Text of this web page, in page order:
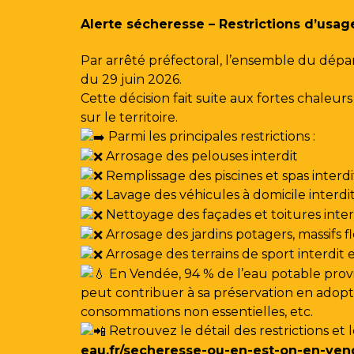
Alerte sécheresse – Restrictions
Par arrêté préfectoral, l’ensemble du
du 29 juin 2026.
Cette décision fait suite aux fortes
sur le territoire.
Parmi les principales restrictions :
Arrosage des pelouses interdit
Remplissage des piscines et spas
Lavage des véhicules à domicile interdit
Nettoyage des façades et toitures
Arrosage des jardins potagers,
Arrosage des terrains de sport interdit
En Vendée, 94 % de l’eau potable
peut contribuer à sa préservation en
consommations non essentielles, etc.
Retrouvez le détail des restrictions et
eau.fr/secheresse-ou-en-est-on-en-